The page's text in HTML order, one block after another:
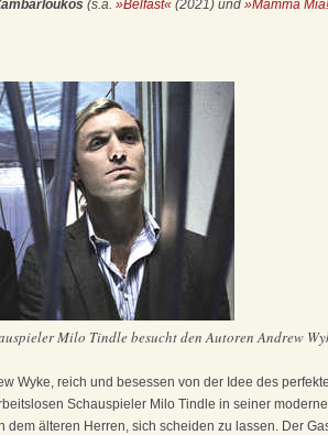
(s.a. »Belfast« (2021) und »Mamma
Milo Tindle besucht den Autoren Andrew
Wyke, ­reich und besessen von der Idee des
Schauspieler Milo Tindle in seiner
dem älteren Herren, sich scheiden zu lassen. Der